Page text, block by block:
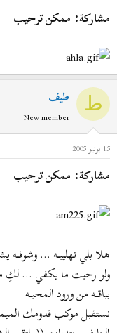
مشاركة: ممكن ترحيب
ط طيف
New member
15 يونيو 2005
مشاركة: ممكن ترحيب
هلا بلي نهليبـــه ... وشوفـــه
ولو رحبت ما يكفي ... لكِ
بباقــــه من ورود المحبـــه
نستقبل موكب قدومك